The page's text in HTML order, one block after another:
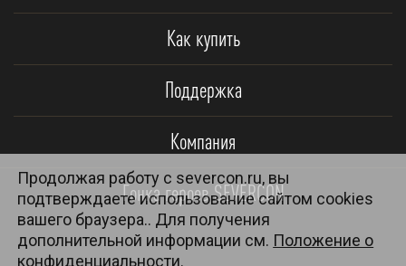
Как купить
Поддержка
Компания
Гонка героев SEVERCON
Продолжая работу с severcon.ru, вы
подтверждаете использование сайтом cookies
вашего браузера.. Для получения
дополнительной информации см. Положение о
конфиденциальности.